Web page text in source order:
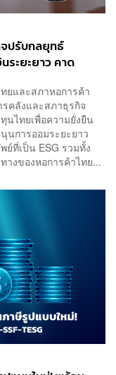
จปรับกลยุทธ์
ระยะยาว คาด
ยและสภาหอการค้า
รคลังและสภาธุรกิจ
นไทยเพื่อความยั่งยืน
นการออมระยะยาว
ที่เป็น ESG รวมทั้ง
งของหอการค้าไทย...